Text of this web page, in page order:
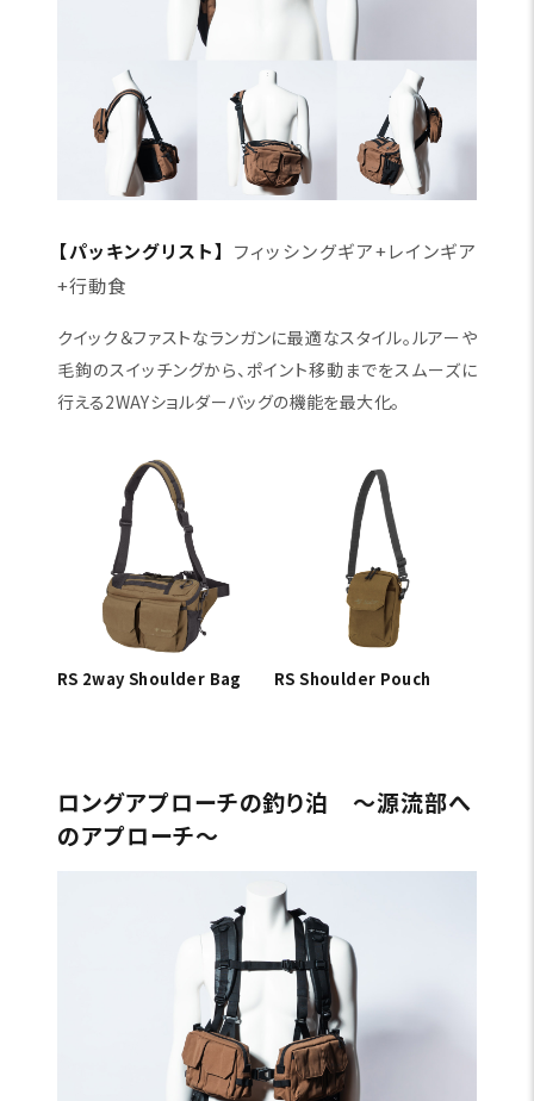
【パッキングリスト】 フィッシングギア+レインギア
+行動食
クイック＆ファストなランガンに最適なスタイル。ルアーや
毛鉤のスイッチングから、ポイント移動までをスムーズに
行える2WAYショルダーバッグの機能を最大化。
RS 2way Shoulder Bag RS Shoulder Pouch
ロングアプローチの釣り泊 〜源流部へ
のアプローチ〜